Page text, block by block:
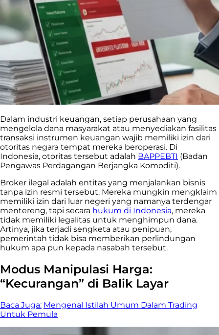
Dalam industri keuangan, setiap perusahaan yang
mengelola dana masyarakat atau menyediakan fasilitas
transaksi instrumen keuangan wajib memiliki izin dari
otoritas negara tempat mereka beroperasi. Di
Indonesia, otoritas tersebut adalah BAPPEBTI (Badan
Pengawas Perdagangan Berjangka Komoditi).
Broker ilegal adalah entitas yang menjalankan bisnis
tanpa izin resmi tersebut. Mereka mungkin mengklaim
memiliki izin dari luar negeri yang namanya terdengar
mentereng, tapi secara hukum di Indonesia, mereka
tidak memiliki legalitas untuk menghimpun dana.
Artinya, jika terjadi sengketa atau penipuan,
pemerintah tidak bisa memberikan perlindungan
hukum apa pun kepada nasabah tersebut.
Modus Manipulasi Harga:
“Kecurangan” di Balik Layar
Baca Juga: Mengenal Istilah Umum Dalam Trading
Untuk Pemula